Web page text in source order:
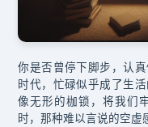
你是否曾停下脚步，认
时代，忙碌似乎成了生
像无形的枷锁，将我们
时，那种难以言说的空虚